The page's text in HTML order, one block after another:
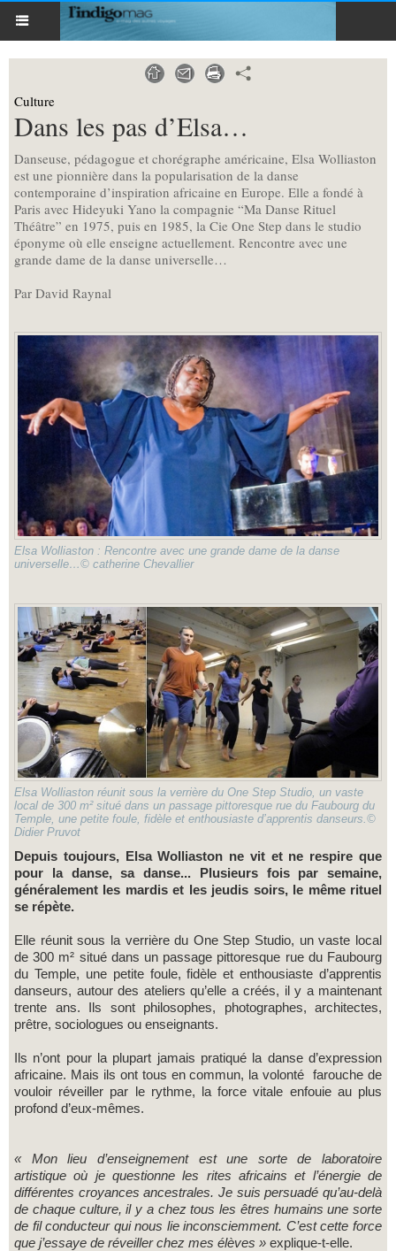
Culture
Dans les pas d’Elsa…
Danseuse, pédagogue et chorégraphe américaine, Elsa Wolliaston
est une pionnière dans la popularisation de la danse
contemporaine d’inspiration africaine en Europe. Elle a fondé à
Paris avec Hideyuki Yano la compagnie “Ma Danse Rituel
Théâtre” en 1975, puis en 1985, la Cie One Step dans le studio
éponyme où elle enseigne actuellement. Rencontre avec une
grande dame de la danse universelle…
Par David Raynal
Elsa Wolliaston : Rencontre avec une grande dame de la danse
universelle…© catherine Chevallier
Elsa Wolliaston réunit sous la verrière du One Step Studio, un vaste
local de 300 m² situé dans un passage pittoresque rue du Faubourg du
Temple, une petite foule, fidèle et enthousiaste d’apprentis danseurs.©
Didier Pruvot
Depuis toujours, Elsa Wolliaston ne vit et ne respire que
pour la danse, sa danse... Plusieurs fois par semaine,
généralement les mardis et les jeudis soirs, le même rituel
se répète.
Elle réunit sous la verrière du One Step Studio, un vaste local
de 300 m² situé dans un passage pittoresque rue du Faubourg
du Temple, une petite foule, fidèle et enthousiaste d’apprentis
danseurs, autour des ateliers qu’elle a créés, il y a maintenant
trente ans. Ils sont philosophes, photographes, architectes,
prêtre, sociologues ou enseignants.
Ils n’ont pour la plupart jamais pratiqué la danse d’expression
africaine. Mais ils ont tous en commun, la volonté farouche de
vouloir réveiller par le rythme, la force vitale enfouie au plus
profond d’eux-mêmes.
« Mon lieu d’enseignement est une sorte de laboratoire
artistique où je questionne les rites africains et l’énergie de
différentes croyances ancestrales. Je suis persuadé qu’au-delà
de chaque culture, il y a chez tous les êtres humains une sorte
de fil conducteur qui nous lie inconsciemment. C’est cette force
que j’essaye de réveiller chez mes élèves » explique-t-elle.